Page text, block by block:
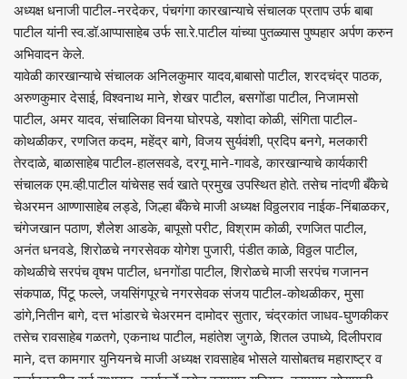
अध्यक्ष धनाजी पाटील-नरदेकर, पंचगंगा कारखान्याचे संचालक प्रताप उर्फ बाबा
पाटील यांनी स्व.डॉ.आप्पासाहेब उर्फ सा.रे.पाटील यांच्या पुतळ्यास पुष्पहार अर्पण करुन
अभिवादन केले.
यावेळी कारखान्याचे संचालक अनिलकुमार यादव,बाबासो पाटील, शरदचंद्र पाठक,
अरुणकुमार देसाई, विश्वनाथ माने, शेखर पाटील, बसगोंडा पाटील, निजामसो
पाटील, अमर यादव, संचालिका विनया घोरपडे, यशोदा कोळी, संगिता पाटील-
कोथळीकर, रणजित कदम, महेंद्र बागे, विजय सुर्यवंशी, प्रदिप बनगे, मलकारी
तेरदाळे, बाळासाहेब पाटील-हालसवडे, दरगू माने-गावडे, कारखान्याचे कार्यकारी
संचालक एम.व्ही.पाटील यांचेसह सर्व खाते प्रमुख उपस्थित होते. तसेच नांदणी बँकेचे
चेअरमन आण्णासाहेब लड्डे, जिल्हा बँकेचे माजी अध्यक्ष विठ्ठलराव नाईक-निंबाळकर,
चंगेजखान पठाण, शैलेश आडके, बापूसो परीट, विश्राम कोळी, रणजित पाटील,
अनंत धनवडे, शिरोळचे नगरसेवक योगेश पुजारी, पंडीत काळे, विठ्ठल पाटील,
कोथळीचे सरपंच वृषभ पाटील, धनगोंडा पाटील, शिरोळचे माजी सरपंच गजानन
संकपाळ, पिंटू फल्ले, जयसिंगपूरचे नगरसेवक संजय पाटील-कोथळीकर, मुसा
डांगे,नितीन बागे, दत्त भांडारचे चेअरमन दामोदर सुतार, चंद्रकांत जाधव-घुणकीकर
तसेच रावसाहेब गळतगे, एकनाथ पाटील, महांतेश जुगळे, शितल उपाध्ये, दिलीपराव
माने, दत्त कामगार युनियनचे माजी अध्यक्ष रावसाहेब भोसले यासोबतच महाराष्ट्र व